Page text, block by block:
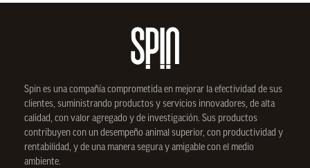
Spin es una compañía comprometida en mejorar la efectividad de sus
clientes, suministrando productos y servicios innovadores, de alta
calidad, con valor agregado y de investigación. Sus productos
contribuyen con un desempeño animal superior, con productividad y
rentabilidad, y de una manera segura y amigable con el medio
ambiente.